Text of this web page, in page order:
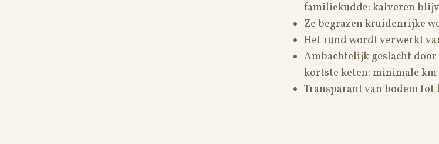
familiekudde: kalveren
Ze begrazen kruidenrijke
Het rund wordt verwerkt
Ambachtelijk geslacht
kortste keten: minimale
Transparant van bodem tot